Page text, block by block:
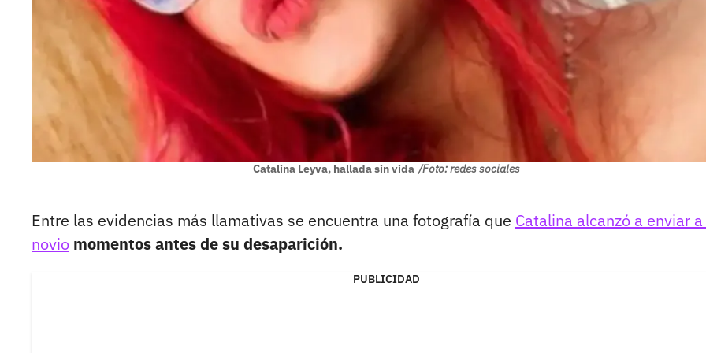
Catalina Leyva, hallada sin vida /Foto: redes sociales
Entre las evidencias más llamativas se encuentra una fotografía que Catalina alcanzó a enviar
novio momentos antes de su desaparición.
PUBLICIDAD